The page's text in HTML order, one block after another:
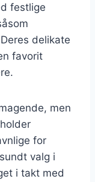
festlige
delikate
favorit
men
for
valg i
i takt med